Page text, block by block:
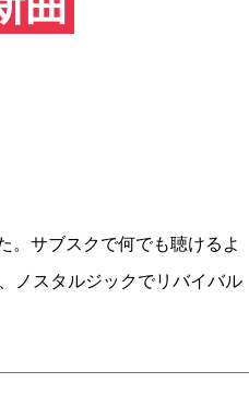
。サブスクで何でも聴けるよ
ノスタルジックでリバイバル